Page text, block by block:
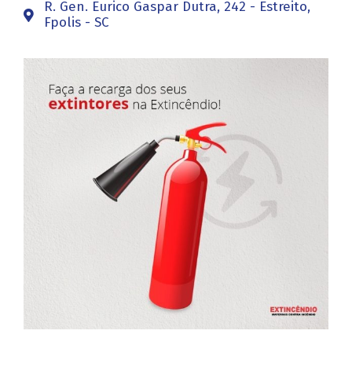
R. Gen. Eurico Gaspar Dutra, 242 - Estreito,
Fpolis - SC